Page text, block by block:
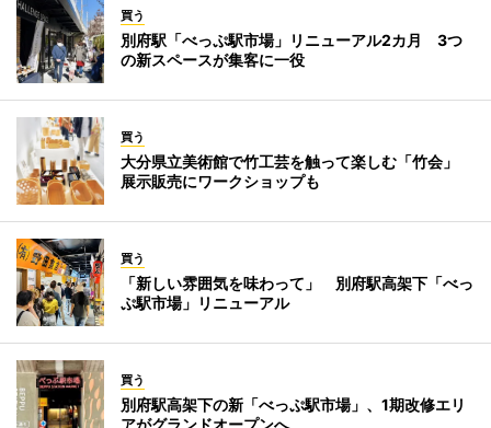
買う
別府駅「べっぷ駅市場」リニューアル2カ月 3つ
の新スペースが集客に一役
買う
大分県立美術館で竹工芸を触って楽しむ「竹会」
展示販売にワークショップも
買う
「新しい雰囲気を味わって」 別府駅高架下「べっ
ぷ駅市場」リニューアル
買う
別府駅高架下の新「べっぷ駅市場」、1期改修エリ
アがグランドオープンへ